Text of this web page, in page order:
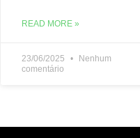
READ MORE »
23/06/2025
Nenhum
comentário